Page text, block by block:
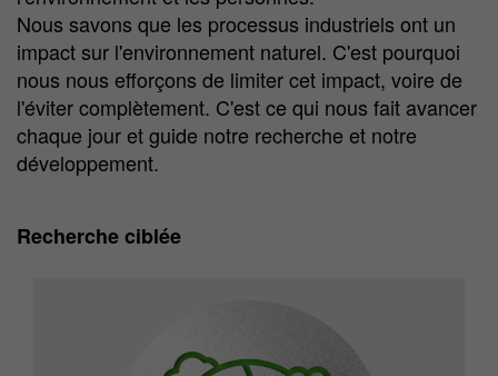
Nous savons que les processus industriels ont un
impact sur l'environnement naturel. C'est pourquoi
nous nous efforçons de limiter cet impact, voire de
l'éviter complètement. C'est ce qui nous fait avancer
chaque jour et guide notre recherche et notre
développement.
Recherche ciblée